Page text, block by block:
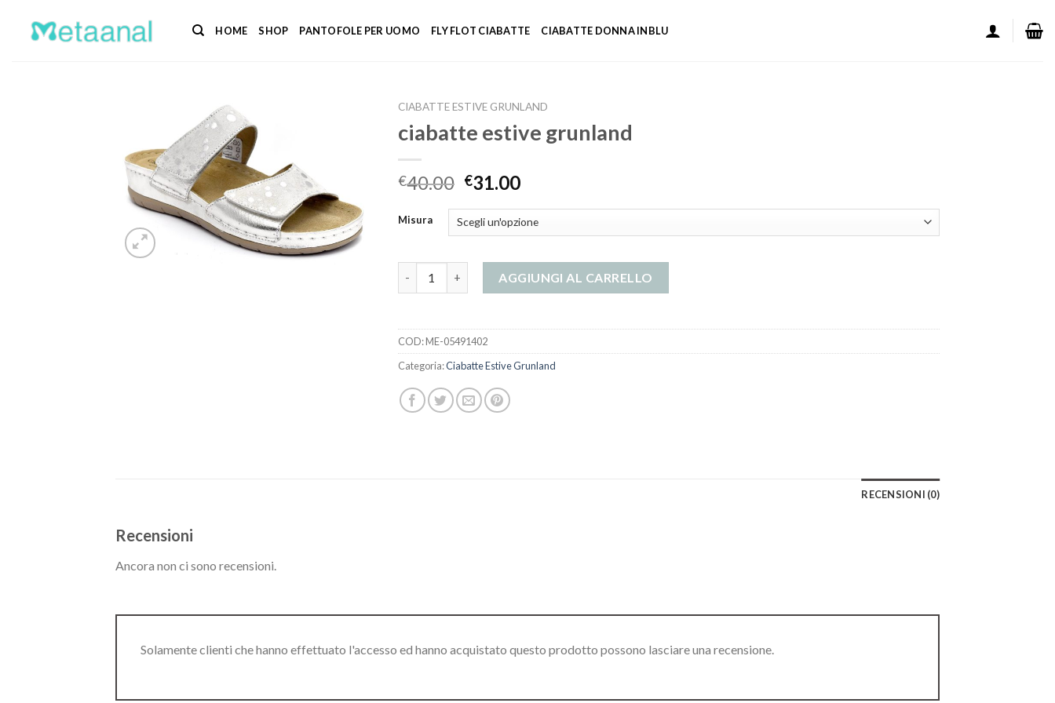
HOME SHOP PANTOFOLE PER UOMO FLY FLOT CIABATTE CIABATTE DONNA INBLU
CIABATTE ESTIVE GRUNLAND
ciabatte estive grunland
€40.00 €31.00
Misura
AGGIUNGI AL CARRELLO
COD:ME-05491402
Categoria:Ciabatte Estive Grunland
RECENSIONI (0)
Recensioni
Ancora non ci sono recensioni.
Solamente clienti che hanno effettuato l'accesso ed hanno acquistato questo prodotto possono lasciare una recensione.